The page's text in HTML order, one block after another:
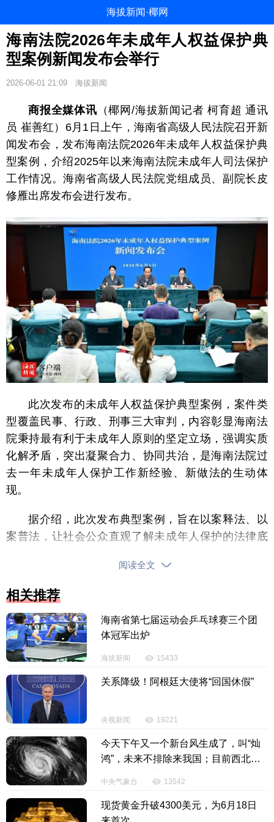
海拔新闻·椰网
海南法院2026年未成年人权益保护典
型案例新闻发布会举行
2026-06-01 21:09 海拔新闻
商报全媒体讯 （椰网/海拔新闻记者 柯育超 通讯
员 崔善红）6月1日上午，海南省高级人民法院召开新
闻发布会，发布海南法院2026年未成年人权益保护典
型案例，介绍2025年以来海南法院未成年人司法保护
工作情况。海南省高级人民法院党组成员、副院长皮
修雁出席发布会进行发布。
此次发布的未成年人权益保护典型案例，案件类
型覆盖民事、行政、刑事三大审判，内容彰显海南法
院秉持最有利于未成年人原则的坚定立场，强调实质
化解矛盾，突出凝聚合力、协同共治，是海南法院过
去一年未成年人保护工作新经验、新做法的生动体
现。
据介绍，此次发布典型案例，旨在以案释法、以
案普法，让社会公众直观了解未成年人保护的法律底
省法院审理同类案件提供参考和指引，提升未成年人
审判专业化水平。同时，凝聚保护合力，向社会传递
海南法院全方位、全链条保护未成年人的坚定态度，
致力推动形成人人关心、人人保护未成年人的良好社
会氛围。
护工作要求，扎实推进“护苗”专项行动，从严惩治侵害
未成年人犯罪、精准矫治挽救罪错青少年，常态化开
展家庭教育指导、司法救助、源头治理等工作。相关
工作连续两年接受省人大常委会专题询问并获高满意
度评价，未成年人司法保护工作取得扎实成效。
坚持审判机制改革，系统保护更加有力。2025年1
月1日，海南高院独立建制的未成年人与家事案件综合
审判庭正式揭牌运行。全省26家法院均已设立少年法
阅读全文
相关推荐
海南省第七届运动会乒乓球赛三个团
体冠军出炉
海拔新闻 15433
关系降级！阿根廷大使将“回国休假”
央视新闻 19221
今天下午又一个新台风生成了，叫“灿
鸿”，未来不排除来我国；目前西北太
中央气象台 13542
现货黄金升破4300美元，为6月18日